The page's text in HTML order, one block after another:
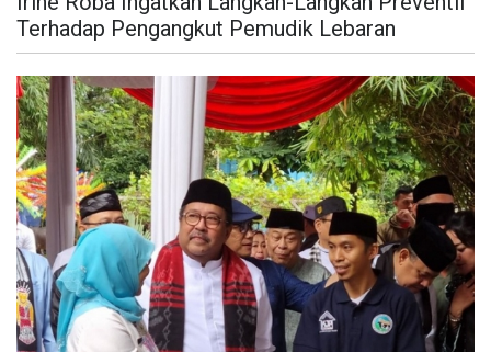
Terhadap Pengangkut Pemudik Lebaran